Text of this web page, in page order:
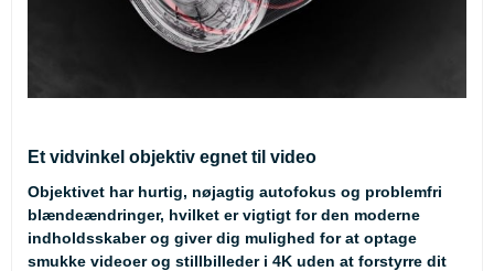
Et vidvinkel objektiv egnet til video
Objektivet har hurtig, nøjagtig autofokus og problemfri
blændeændringer, hvilket er vigtigt for den moderne
indholdsskaber og giver dig mulighed for at optage
smukke videoer og stillbilleder i 4K uden at forstyrre dit